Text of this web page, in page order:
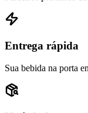
Entrega rápida
Sua bebida na porta